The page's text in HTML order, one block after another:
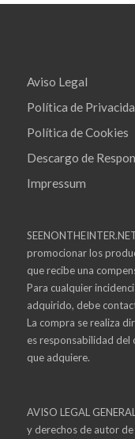
Aviso Legal
Política de
Política de Cookies
Descargo de
Impressum
promocionar los
que recibe una
Para cualquier
adquirido, debe
La compra se realiza
es responsabilidad del
que adquiere.
AVISO LEGAL
y derechos de autor